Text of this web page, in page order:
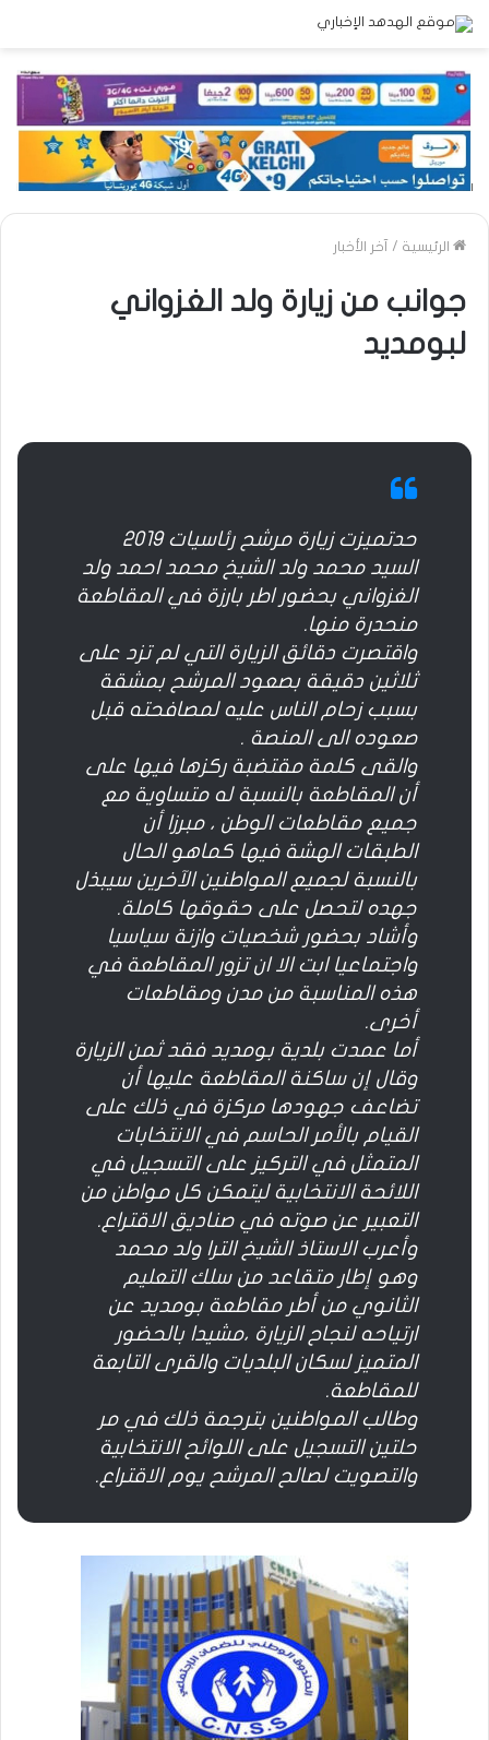
الرئيسية / آخر الأخبار
جوانب من زيارة ولد الغزواني
لبومديد
حدتميزت زيارة مرشح رئاسيات 2019
السيد محمد ولد الشيخ محمد احمد ولد
الغزواني بحضور اطر بارزة في المقاطعة
منحدرة منها.
واقتصرت دقائق الزيارة التي لم تزد على
ثلاثين دقيقة بصعود المرشح بمشقة
بسبب زحام الناس عليه لمصافحته قبل
صعوده الى المنصة .
والقى كلمة مقتضبة ركزها فيها على
أن المقاطعة بالنسبة له متساوية مع
جميع مقاطعات الوطن ، مبرزا أن
الطبقات الهشة فيها كماهو الحال
بالنسبة لجميع المواطنين الآخرين سيبذل
جهده لتحصل على حقوقها كاملة.
وأشاد بحضور شخصيات وازنة سياسيا
واجتماعيا ابت الا ان تزور المقاطعة في
هذه المناسبة من مدن ومقاطعات
أخرى.
أما عمدت بلدية بومديد فقد ثمن الزيارة
وقال إن ساكنة المقاطعة عليها أن
تضاعف جهودها مركزة في ذلك على
القيام بالأمر الحاسم في الانتخابات
المتمثل في التركيز على التسجيل في
اللائحة الانتخابية ليتمكن كل مواطن من
التعبير عن صوته في صناديق الاقتراع.
وأعرب الاستاذ الشيخ الترا ولد محمد
وهو إطار متقاعد من سلك التعليم
الثانوي من أطر مقاطعة بومديد عن
ارتياحه لنجاح الزيارة ،مشيدا بالحضور
المتميز لسكان البلديات والقرى التابعة
للمقاطعة.
وطالب المواطنين بترجمة ذلك في مر
حلتين التسجيل على اللوائح الانتخابية
والتصويت لصالح المرشح يوم الاقتراع.